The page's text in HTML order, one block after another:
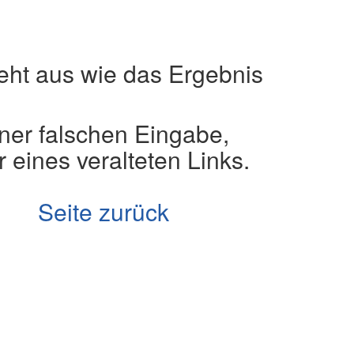
aus wie das Ergebnis
falschen Eingabe,
eines veralteten Links.
Seite zurück